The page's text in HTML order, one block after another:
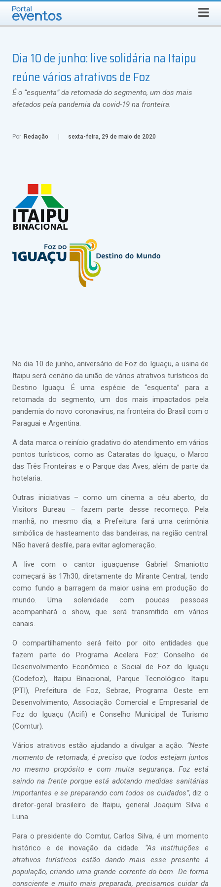
DOMINGO, 9 DE AGOSTO DE 2026 Busca
Dia 10 de junho: live solidária na Itaipu
reúne vários atrativos de Foz
É o “esquenta” da retomada do segmento, um dos mais
afetados pela pandemia da covid-19 na fronteira.
Por Redação sexta-feira, 29 de maio de 2020
No dia 10 de junho, aniversário de Foz do Iguaçu, a usina de
Itaipu será cenário da união de vários atrativos turísticos do
Destino Iguaçu. É uma espécie de “esquenta” para a
retomada do segmento, um dos mais impactados pela
pandemia do novo coronavírus, na fronteira do Brasil com o
Paraguai e Argentina.
A data marca o reinício gradativo do atendimento em vários
pontos turísticos, como as Cataratas do Iguaçu, o Marco
das Três Fronteiras e o Parque das Aves, além de parte da
hotelaria.
Outras iniciativas – como um cinema a céu aberto, do
Visitors Bureau – fazem parte desse recomeço. Pela
manhã, no mesmo dia, a Prefeitura fará uma cerimônia
simbólica de hasteamento das bandeiras, na região central.
Não haverá desfile, para evitar aglomeração.
A live com o cantor iguaçuense Gabriel Smaniotto
começará às 17h30, diretamente do Mirante Central, tendo
como fundo a barragem da maior usina em produção do
mundo. Uma solenidade com poucas pessoas
acompanhará o show, que será transmitido em vários
canais.
O compartilhamento será feito por oito entidades que
fazem parte do Programa Acelera Foz: Conselho de
Desenvolvimento Econômico e Social de Foz do Iguaçu
(Codefoz), Itaipu Binacional, Parque Tecnológico Itaipu
(PTI), Prefeitura de Foz, Sebrae, Programa Oeste em
Desenvolvimento, Associação Comercial e Empresarial de
Foz do Iguaçu (Acifi) e Conselho Municipal de Turismo
(Comtur).
Vários atrativos estão ajudando a divulgar a ação. “Neste
momento de retomada, é preciso que todos estejam juntos
no mesmo propósito e com muita segurança. Foz está
saindo na frente porque está adotando medidas sanitárias
importantes e se preparando com todos os cuidados”, diz o
diretor-geral brasileiro de Itaipu, general Joaquim Silva e
Luna.
Para o presidente do Comtur, Carlos Silva, é um momento
histórico e de inovação da cidade. “As instituições e
atrativos turísticos estão dando mais esse presente à
população, criando uma grande corrente do bem. De forma
consciente e muito mais preparada, precisamos cuidar da